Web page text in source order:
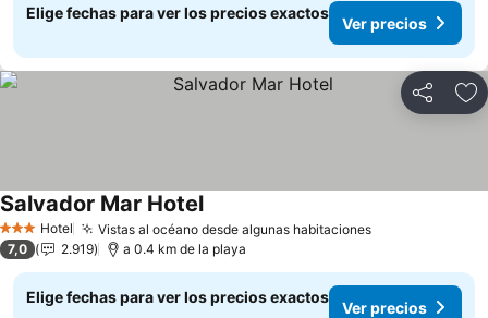
Elige fechas para ver los precios exactos
Ver precios
Compartir
3 Estrellas
Hotel Vistas al océano desde algunas habitaciones
Salvador Mar Hotel
7,0 2.919 a 0.4 km de la playa
Elige fechas para ver los precios exactos
Ver precios